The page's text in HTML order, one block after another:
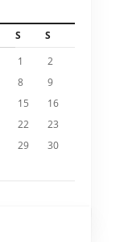
S
S
1
2
8
9
15
16
22
23
29
30